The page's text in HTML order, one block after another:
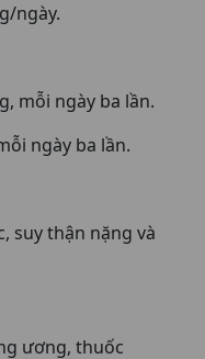
ngày.
mỗi ngày ba lần.
ngày ba lần.
suy thận nặng và
ương, thuốc